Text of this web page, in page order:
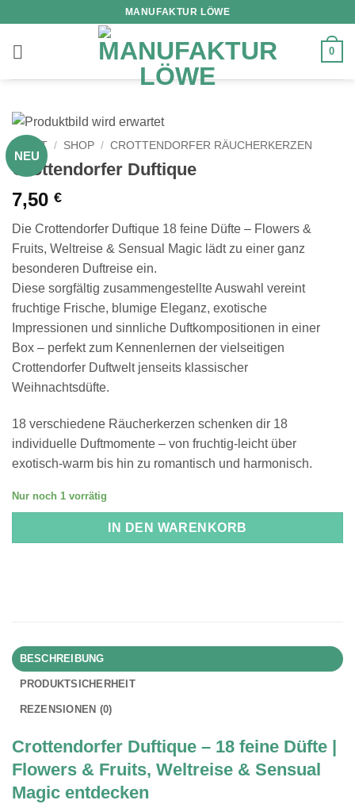
springen
MANUFAKTUR LÖWE
0
NEU
START / SHOP / CROTTENDORFER RÄUCHERKERZEN
Crottendorfer Duftique
7,50 €
Die Crottendorfer Duftique 18 feine Düfte – Flowers &
Fruits, Weltreise & Sensual Magic lädt zu einer ganz
besonderen Duftreise ein.
Diese sorgfältig zusammengestellte Auswahl vereint
fruchtige Frische, blumige Eleganz, exotische
Impressionen und sinnliche Duftkompositionen in einer
Box – perfekt zum Kennenlernen der vielseitigen
Crottendorfer Duftwelt jenseits klassischer
Weihnachtsdüfte.
18 verschiedene Räucherkerzen schenken dir 18
individuelle Duftmomente – von fruchtig-leicht über
exotisch-warm bis hin zu romantisch und harmonisch.
Nur noch 1 vorrätig
IN DEN WARENKORB
BESCHREIBUNG
PRODUKTSICHERHEIT
REZENSIONEN (0)
Crottendorfer Duftique – 18 feine Düfte |
Flowers & Fruits, Weltreise & Sensual
Magic entdecken